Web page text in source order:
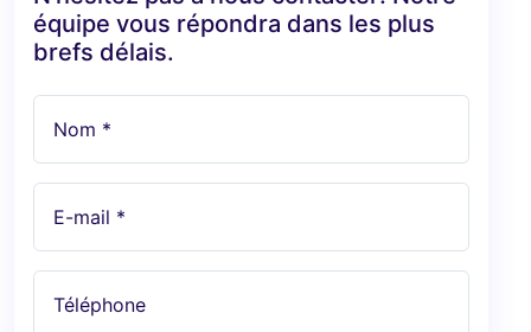
équipe vous répondra dans les plus
brefs délais.
Nom *
E-mail *
Téléphone